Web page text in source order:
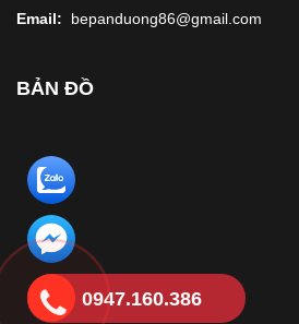
Email: bepanduong86@gmail.com
BẢN ĐỒ
0947.160.386